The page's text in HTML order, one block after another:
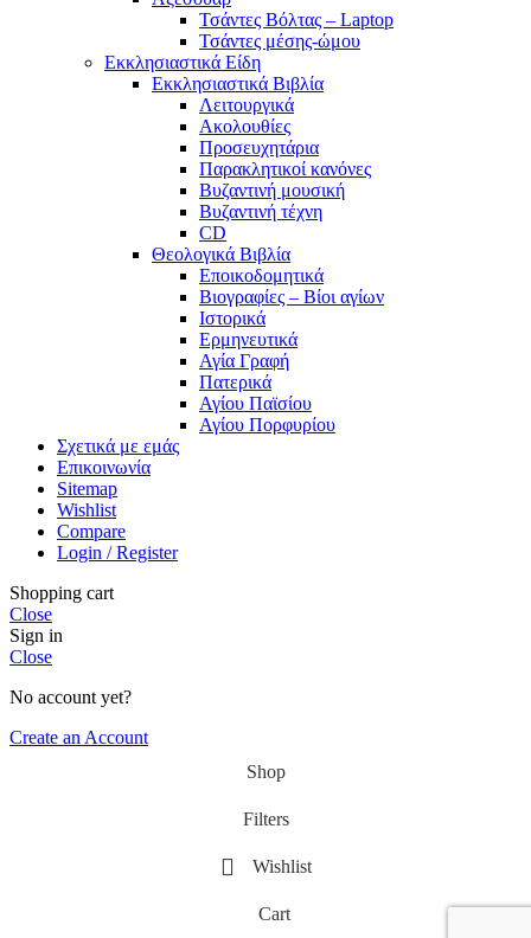
Τσάντες Βόλτας – Laptop
Τσάντες μέσης-ώμου
Εκκλησιαστικά Είδη
Εκκλησιαστικά Βιβλία
Λειτουργικά
Ακολουθίες
Προσευχητάρια
Παρακλητικοί κανόνες
Βυζαντινή μουσική
Βυζαντινή τέχνη
CD
Θεολογικά Βιβλία
Εποικοδομητικά
Βιογραφίες – Βίοι αγίων
Ιστορικά
Ερμηνευτικά
Αγία Γραφή
Πατερικά
Αγίου Παϊσίου
Αγίου Πορφυρίου
Σχετικά με εμάς
Επικοινωνία
Sitemap
Wishlist
Compare
Login / Register
Shopping cart
Close
Sign in
Close
No account yet?
Create an Account
Shop
Filters
Wishlist
Cart